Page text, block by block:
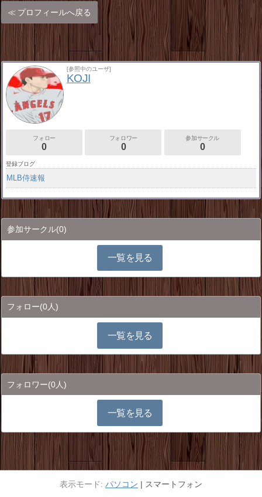
プロフィールへ戻る
[参照中のユーザ]
KOJI
フォロー
0
フォロワー
0
参加サークル
0
登録ブログ
MLB侍速報
参加サークル(0)
一覧を見る
フォロー(0人)
一覧を見る
フォロワー(0人)
一覧を見る
パソコン スマートフォン